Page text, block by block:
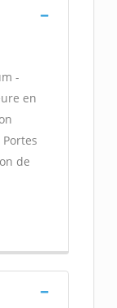
-
en
de